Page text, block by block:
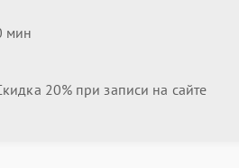
мин
20% при записи на сайте